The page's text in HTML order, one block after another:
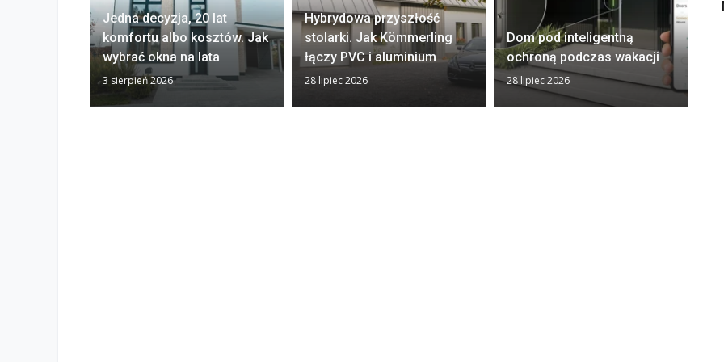
Jedna decyzja, 20 lat
komfortu albo kosztów. Jak
wybrać okna na lata
3 sierpień 2026
Hybrydowa przyszłość
stolarki. Jak Kömmerling
łączy PVC i aluminium
28 lipiec 2026
Dom pod inteligentną
ochroną podczas wakacji
28 lipiec 2026